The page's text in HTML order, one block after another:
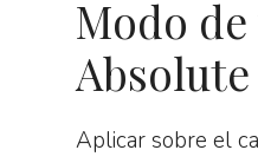
Modo
Aplicar sobre el